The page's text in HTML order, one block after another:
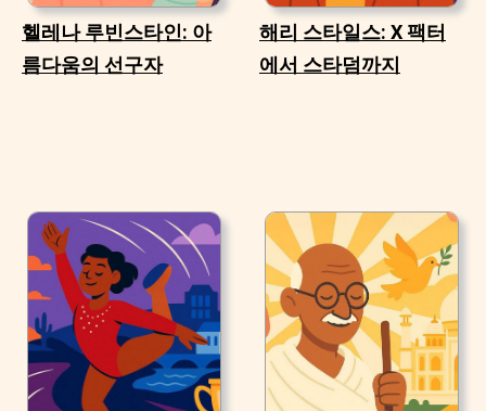
헬레나 루빈스타인: 아
름다움의 선구자
해리 스타일스: X 팩터
에서 스타덤까지